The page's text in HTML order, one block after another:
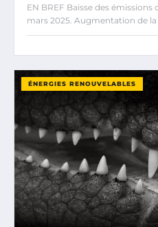
EN BREF Baisse des émissions
mars 2025. Augmentation de
ÉNERGIES RENOUVELABLES